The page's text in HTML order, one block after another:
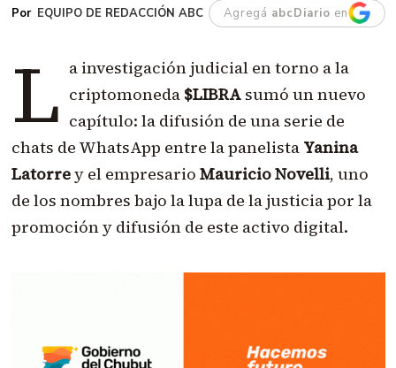
EQUIPO DE REDACCIÓN ABC Agregá abcDiario en
L a investigación judicial en torno a la
criptomoneda $LIBRAsumó un nuevo
capítulo: la difusión de una serie de
chats de WhatsApp entre la panelista Yanina
Latorrey el empresario Mauricio Novelli, uno
de los nombres bajo la lupa de la justicia por la
promoción y difusión de este activo digital.